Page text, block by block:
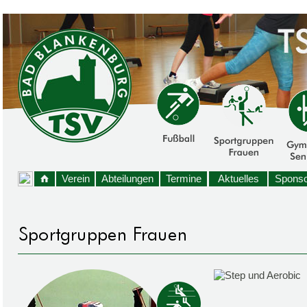
Verein Abteilungen Termine Aktuelles